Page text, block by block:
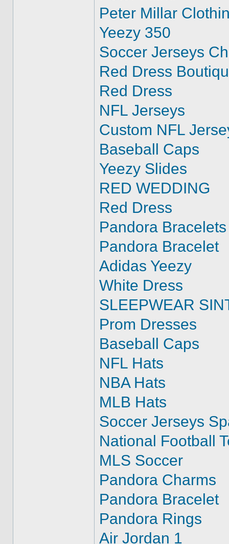
Peter Millar
Yeezy 350
Soccer Jerseys
Red Dress
Red Dress
NFL Jerseys
Custom NFL
Baseball Caps
Yeezy Slides
RED WEDDING
Red Dress
Pandora Bracelets
Pandora Bracelet
Adidas Yeezy
White Dress
SLEEPWEAR
Prom Dresses
Baseball Caps
NFL Hats
NBA Hats
MLB Hats
Soccer Jerseys
National Football
MLS Soccer
Pandora Charms
Pandora Bracelet
Pandora Rings
Air Jordan 1